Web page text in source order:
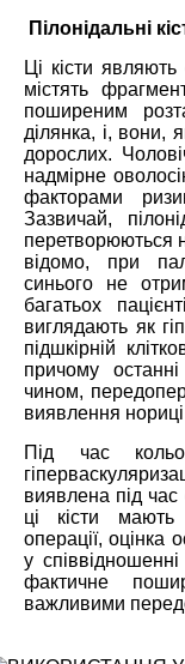
Пілонідальні
Ці кісти
містять
поширеним
ділянка, і, вони,
дорослих.
надмірне
факторами
Зазвичай,
перетворюються
відомо, при
синього не
багатьох
виглядають як
підшкірній
причому
чином,
виявлення нориці
Під час
виявлена під
ці кісти мають
операції, оцінка
у
фактичне
важливими